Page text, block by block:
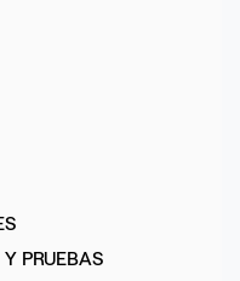
PRUEBAS